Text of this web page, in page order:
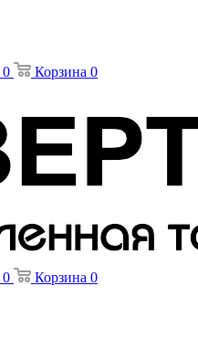
0 Корзина 0
0 Корзина 0